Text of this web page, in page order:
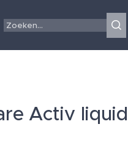
Activ liquid